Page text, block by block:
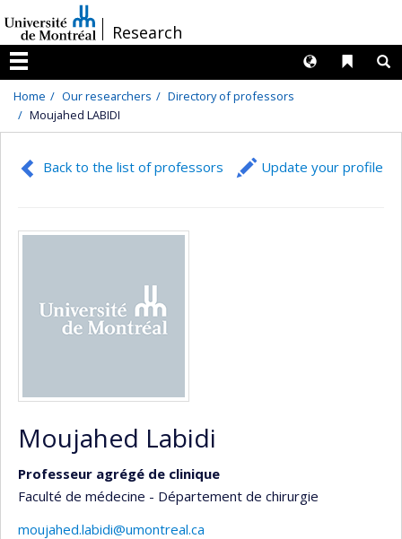
au
contenu
/Research
Menu
Liens
Langues
Home Our researchers
Directory of professors
Moujahed LABIDI
Back to the list of professors Update your profile
Moujahed Labidi
Professeur agrégé de clinique
Faculté de médecine - Département de chirurgie
moujahed.labidi@umontreal.ca